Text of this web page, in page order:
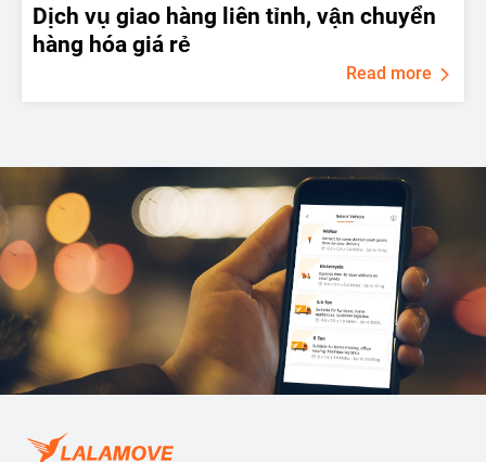
Dịch vụ giao hàng liên tỉnh, vận chuyển
hàng hóa giá rẻ
Read more